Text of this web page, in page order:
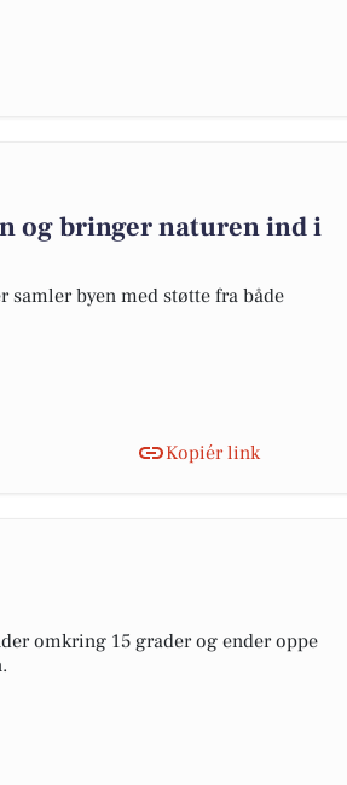
og bringer naturen ind i
byen med støtte fra både
Kopiér link
omkring 15 grader og ender oppe